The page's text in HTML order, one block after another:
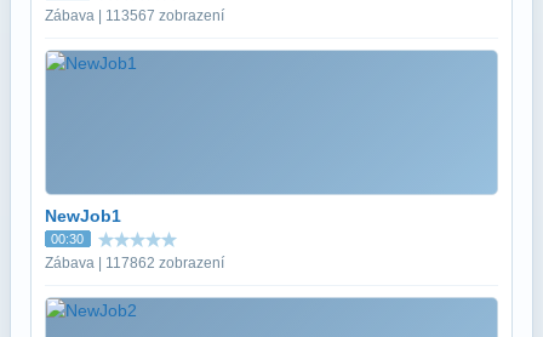
Zábava | 113567 zobrazení
NewJob1
00:30
Zábava | 117862 zobrazení